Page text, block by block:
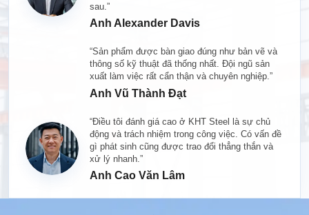
sau.”
Anh Alexander Davis
“Sản phẩm được bàn giao đúng như bản vẽ và
thông số kỹ thuật đã thống nhất. Đội ngũ sản
xuất làm việc rất cẩn thận và chuyên nghiệp.”
Anh Vũ Thành Đạt
“Điều tôi đánh giá cao ở KHT Steel là sự chủ
động và trách nhiệm trong công việc. Có vấn đề
gì phát sinh cũng được trao đổi thẳng thắn và
xử lý nhanh.”
Anh Cao Văn Lâm